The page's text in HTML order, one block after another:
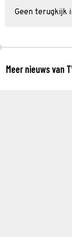
Geen terugkijk
Meer nieuws van